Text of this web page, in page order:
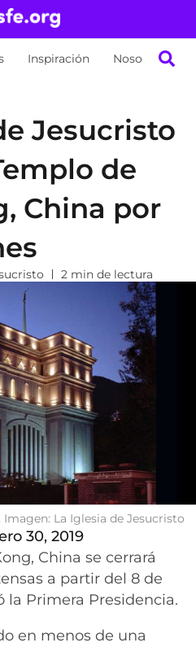
Inspiración Nosotros
Jesucristo
de
China por
2 min de lectura
La Iglesia de Jesucristo
30, 2019
China se cerrará
a partir del 8 de
la Primera Presidencia.
en menos de una